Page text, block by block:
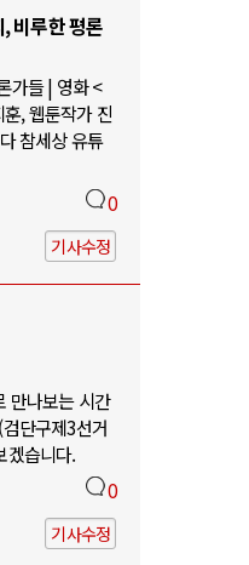
비루한 평론
가들 | 영화 <
, 웹툰작가 진
참세상 유튜
0
기사수정
만나보는 시간
단구제3선거
겠습니다.
0
기사수정